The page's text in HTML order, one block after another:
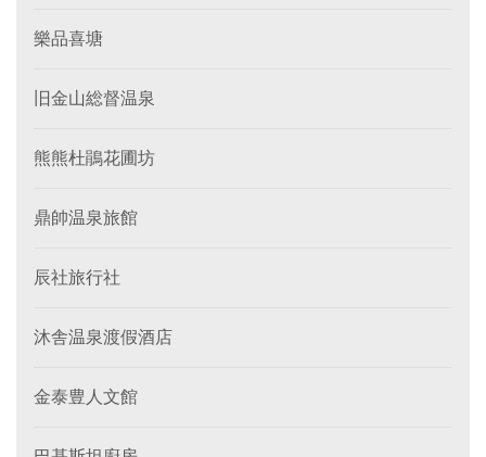
樂品喜塘
旧金山総督温泉
熊熊杜鵑花圃坊
鼎帥温泉旅館
辰社旅行社
沐舎温泉渡假酒店
金泰豊人文館